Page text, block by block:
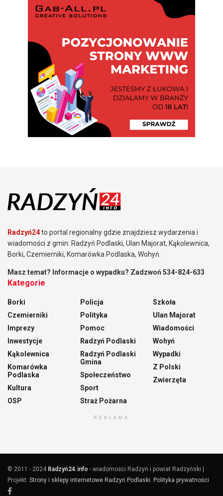
Radzyń24to portal regionalny gdzie znajdziesz wydarzenia i
wiadomości z gmin: Radzyń Podlaski, Ulan Majorat, Kąkolewnica,
Borki, Czemierniki, Komarówka Podlaska, Wohyń.
Masz temat? Informacje o wypadku? Zadzwoń 534-824-633
Kategorie
Borki
Czemierniki
Imprezy
Inwestycje
Kąkolewnica
Komarówka
Podlaska
Kultura
OSP
Policja
Polityka
Pomoc
Radzyń Podlaski
Radzyń Podlaski
Gmina
Społeczeństwo
Sport
Straż Pożarna
Szkoła
Ulan Majorat
Wiadomości
Wohyń
Wypadki
Z Polski
Zwierzęta
REKLAMA
© 2011 - 2024 Radzyń24.info - wiadomości Radzyń i powiat Radzyński |
Projekt: Strony i sklepy internetowe Radzyń Podlaski Polityka prywatności